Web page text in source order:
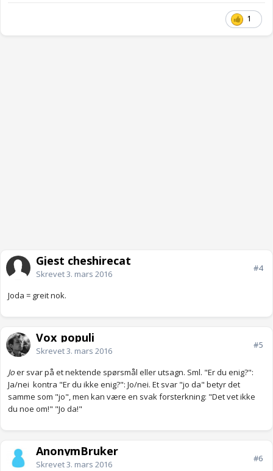
1
Gjest cheshirecat
Skrevet3. mars 2016
#4
Joda = greit nok.
Vox_populi
Skrevet3. mars 2016
#5
Joer svar på et nektende spørsmål eller utsagn. Sml. "Er du enig?":
Ja/nei kontra "Er du ikke enig?": Jo/nei. Et svar "jo da" betyr det
samme som "jo", men kan være en svak forsterkning: "Det vet ikke
du noe om!" "Jo da!"
AnonymBruker
Skrevet3. mars 2016
#6